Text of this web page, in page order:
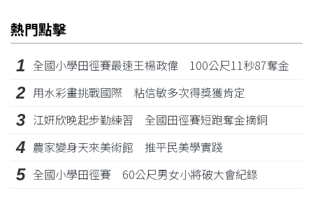
熱門點擊
1 全國小學田徑賽最速王楊政偉 100公尺11秒87奪金
2 用水彩畫挑戰國際 粘信敏多次得獎獲肯定
3 江姸欣晚起步勤練習 全國田徑賽短跑奪金摘銅
4 農家變身天來美術館 推平民美學實踐
5 全國小學田徑賽 60公尺男女小將破大會紀錄